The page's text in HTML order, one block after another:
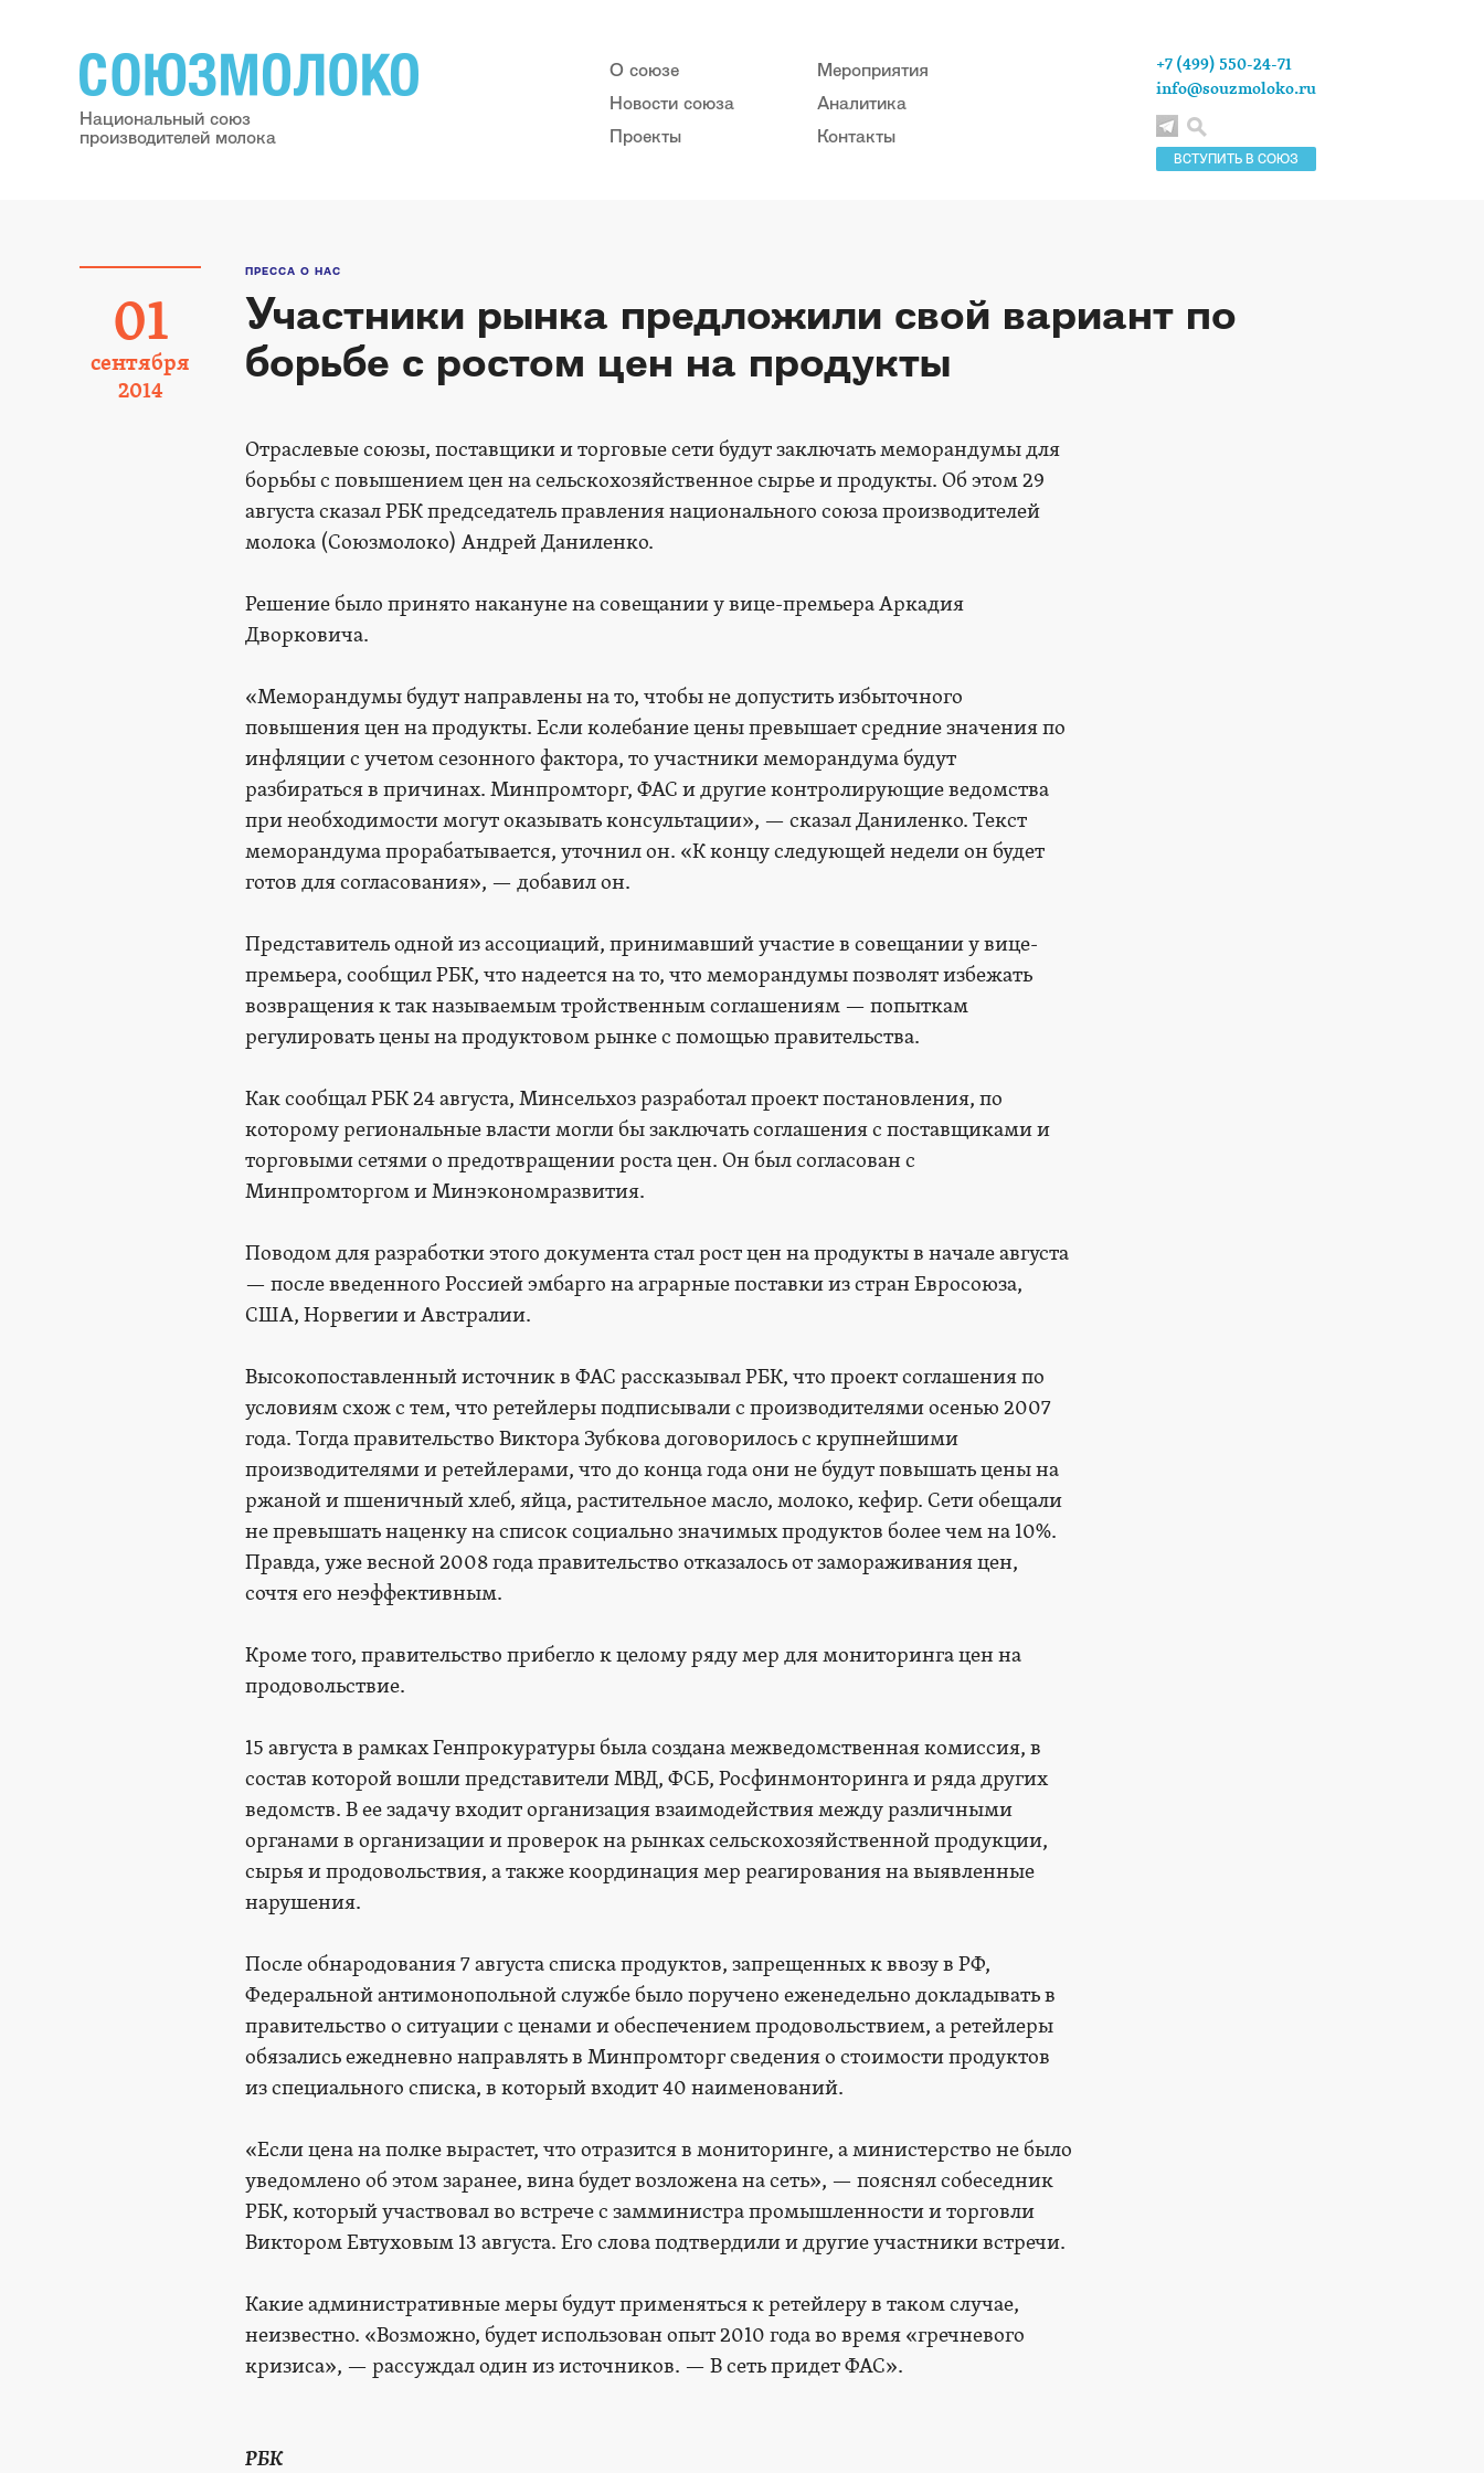
Национальный союз
производителей молока
О союзе
Новости союза
Проекты
Мероприятия
Аналитика
Контакты
ВСТУПИТЬ В СОЮЗ
+7 (499) 550-24-71
info@souzmoloko.ru
01
сентября
2014
ПРЕССА О НАС
Участники рынка предложили свой вариант по
борьбе с ростом цен на продукты
Отраслевые союзы, поставщики и торговые сети будут заключать меморандумы для
борьбы с повышением цен на сельскохозяйственное сырье и продукты. Об этом 29
августа сказал РБК председатель правления национального союза производителей
молока (Союзмолоко) Андрей Даниленко.
Решение было принято накануне на совещании у вице-премьера Аркадия
Дворковича.
«Меморандумы будут направлены на то, чтобы не допустить избыточного
повышения цен на продукты. Если колебание цены превышает средние значения по
инфляции с учетом сезонного фактора, то участники меморандума будут
разбираться в причинах. Минпромторг, ФАС и другие контролирующие ведомства
при необходимости могут оказывать консультации», — сказал Даниленко. Текст
меморандума прорабатывается, уточнил он. «К концу следующей недели он будет
готов для согласования», — добавил он.
Представитель одной из ассоциаций, принимавший участие в совещании у вице-
премьера, сообщил РБК, что надеется на то, что меморандумы позволят избежать
возвращения к так называемым тройственным соглашениям — попыткам
регулировать цены на продуктовом рынке с помощью правительства.
Как сообщал РБК 24 августа, Минсельхоз разработал проект постановления, по
которому региональные власти могли бы заключать соглашения с поставщиками и
торговыми сетями о предотвращении роста цен. Он был согласован с
Минпромторгом и Минэкономразвития.
Поводом для разработки этого документа стал рост цен на продукты в начале августа
— после введенного Россией эмбарго на аграрные поставки из стран Евросоюза,
США, Норвегии и Австралии.
Высокопоставленный источник в ФАС рассказывал РБК, что проект соглашения по
условиям схож с тем, что ретейлеры подписывали с производителями осенью 2007
года. Тогда правительство Виктора Зубкова договорилось с крупнейшими
производителями и ретейлерами, что до конца года они не будут повышать цены на
ржаной и пшеничный хлеб, яйца, растительное масло, молоко, кефир. Сети обещали
не превышать наценку на список социально значимых продуктов более чем на 10%.
Правда, уже весной 2008 года правительство отказалось от замораживания цен,
сочтя его неэффективным.
Кроме того, правительство прибегло к целому ряду мер для мониторинга цен на
продовольствие.
15 августа в рамках Генпрокуратуры была создана межведомственная комиссия, в
состав которой вошли представители МВД, ФСБ, Росфинмонторинга и ряда других
ведомств. В ее задачу входит организация взаимодействия между различными
органами в организации и проверок на рынках сельскохозяйственной продукции,
сырья и продовольствия, а также координация мер реагирования на выявленные
нарушения.
После обнародования 7 августа списка продуктов, запрещенных к ввозу в РФ,
Федеральной антимонопольной службе было поручено еженедельно докладывать в
правительство о ситуации с ценами и обеспечением продовольствием, а ретейлеры
обязались ежедневно направлять в Минпромторг сведения о стоимости продуктов
из специального списка, в который входит 40 наименований.
«Если цена на полке вырастет, что отразится в мониторинге, а министерство не было
уведомлено об этом заранее, вина будет возложена на сеть», — пояснял собеседник
РБК, который участвовал во встрече с замминистра промышленности и торговли
Виктором Евтуховым 13 августа. Его слова подтвердили и другие участники встречи.
Какие административные меры будут применяться к ретейлеру в таком случае,
неизвестно. «Возможно, будет использован опыт 2010 года во время «гречневого
кризиса», — рассуждал один из источников. — В сеть придет ФАС».
РБК